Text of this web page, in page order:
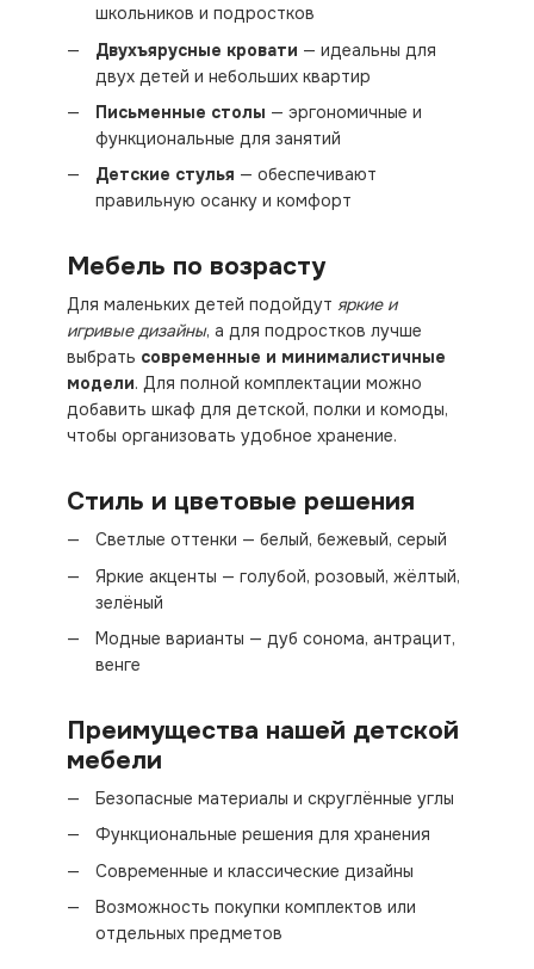
школьников и подростков
Двухъярусные кровати — идеальны для
двух детей и небольших квартир
Письменные столы — эргономичные и
функциональные для занятий
Детские стулья — обеспечивают
правильную осанку и комфорт
Мебель по возрасту
Для маленьких детей подойдут яркие и
игривые дизайны, а для подростков лучше
выбрать современные и минималистичные
модели. Для полной комплектации можно
добавить шкаф для детской, полки и комоды,
чтобы организовать удобное хранение.
Стиль и цветовые решения
Светлые оттенки — белый, бежевый, серый
Яркие акценты — голубой, розовый, жёлтый,
зелёный
Модные варианты — дуб сонома, антрацит,
венге
Преимущества нашей детской
мебели
Безопасные материалы и скруглённые углы
Функциональные решения для хранения
Современные и классические дизайны
Возможность покупки комплектов или
отдельных предметов